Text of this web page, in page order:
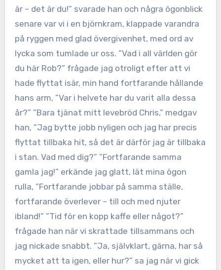
är – det är du!” svarade han och några ögonblick
senare var vi i en björnkram, klappade varandra
på ryggen med glad övergivenhet, med ord av
lycka som tumlade ur oss. ”Vad i all världen gör
du här Rob?” frågade jag otroligt efter att vi
hade flyttat isär, min hand fortfarande hållande
hans arm, ”Var i helvete har du varit alla dessa
år?” ”Bara tjänat mitt levebröd Chris,” medgav
han, ”Jag bytte jobb nyligen och jag har precis
flyttat tillbaka hit, så det är därför jag är tillbaka
i stan. Vad med dig?” ”Fortfarande samma
gamla jag!” erkände jag glatt, lät mina ögon
rulla, ”Fortfarande jobbar på samma ställe,
fortfarande överlever – till och med njuter
ibland!” ”Tid för en kopp kaffe eller något?”
frågade han när vi skrattade tillsammans och
jag nickade snabbt. ”Ja, självklart, gärna, har så
mycket att ta igen, eller hur?” sa jag när vi gick